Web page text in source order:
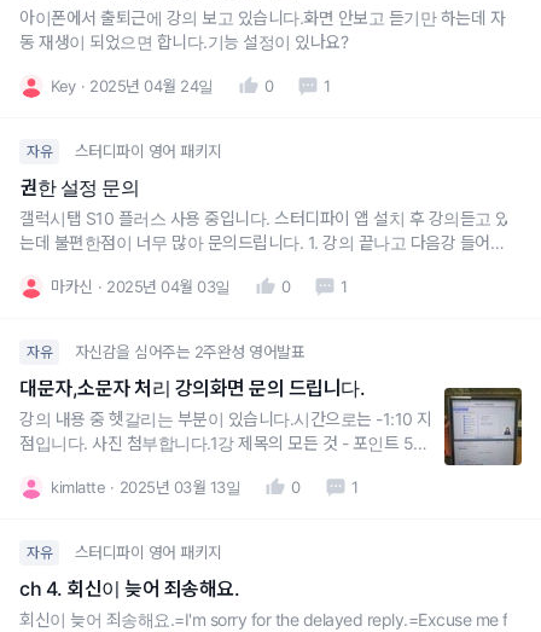
아이폰에서 출퇴근에 강의 보고 있습니다.화면 안보고 듣기만 하는데 자
동 재생이 되었으면 합니다.기능 설정이 있나요?
Key 2025년 04월 24일 0 1
자유 스터디파이 영어 패키지
권한 설정 문의
갤럭시탭 S10 플러스 사용 중입니다. 스터디파이 앱 설치 후 강의듣고 있
는데 불편한점이 너무 많아 문의드립니다. 1. 강의 끝나고 다음강 들어가
는건가요?3. 강의자료 다운 받을려면 권한이 없다고하는데, 권한 설정을
마카신 2025년 04월 03일 0 1
자유 자신감을 심어주는 2주완성 영어발표
대문자,소문자 처리 강의화면 문의 드립니다.
강의 내용 중 헷갈리는 부분이 있습니다.시간으로는 -1:10 지
점입니다. 사진 첨부합니다.1강 제목의 모든 것 - 포인트 5. 동
아래 두 문장의 대문자, 소문자 처리가 통일성이 없는 것 같은
kimlatte 2025년 03월 13일 0 1
자유 스터디파이 영어 패키지
ch 4. 회신이 늦어 죄송해요.
회신이 늦어 죄송해요.=I'm sorry for the delayed reply.=Excuse me f